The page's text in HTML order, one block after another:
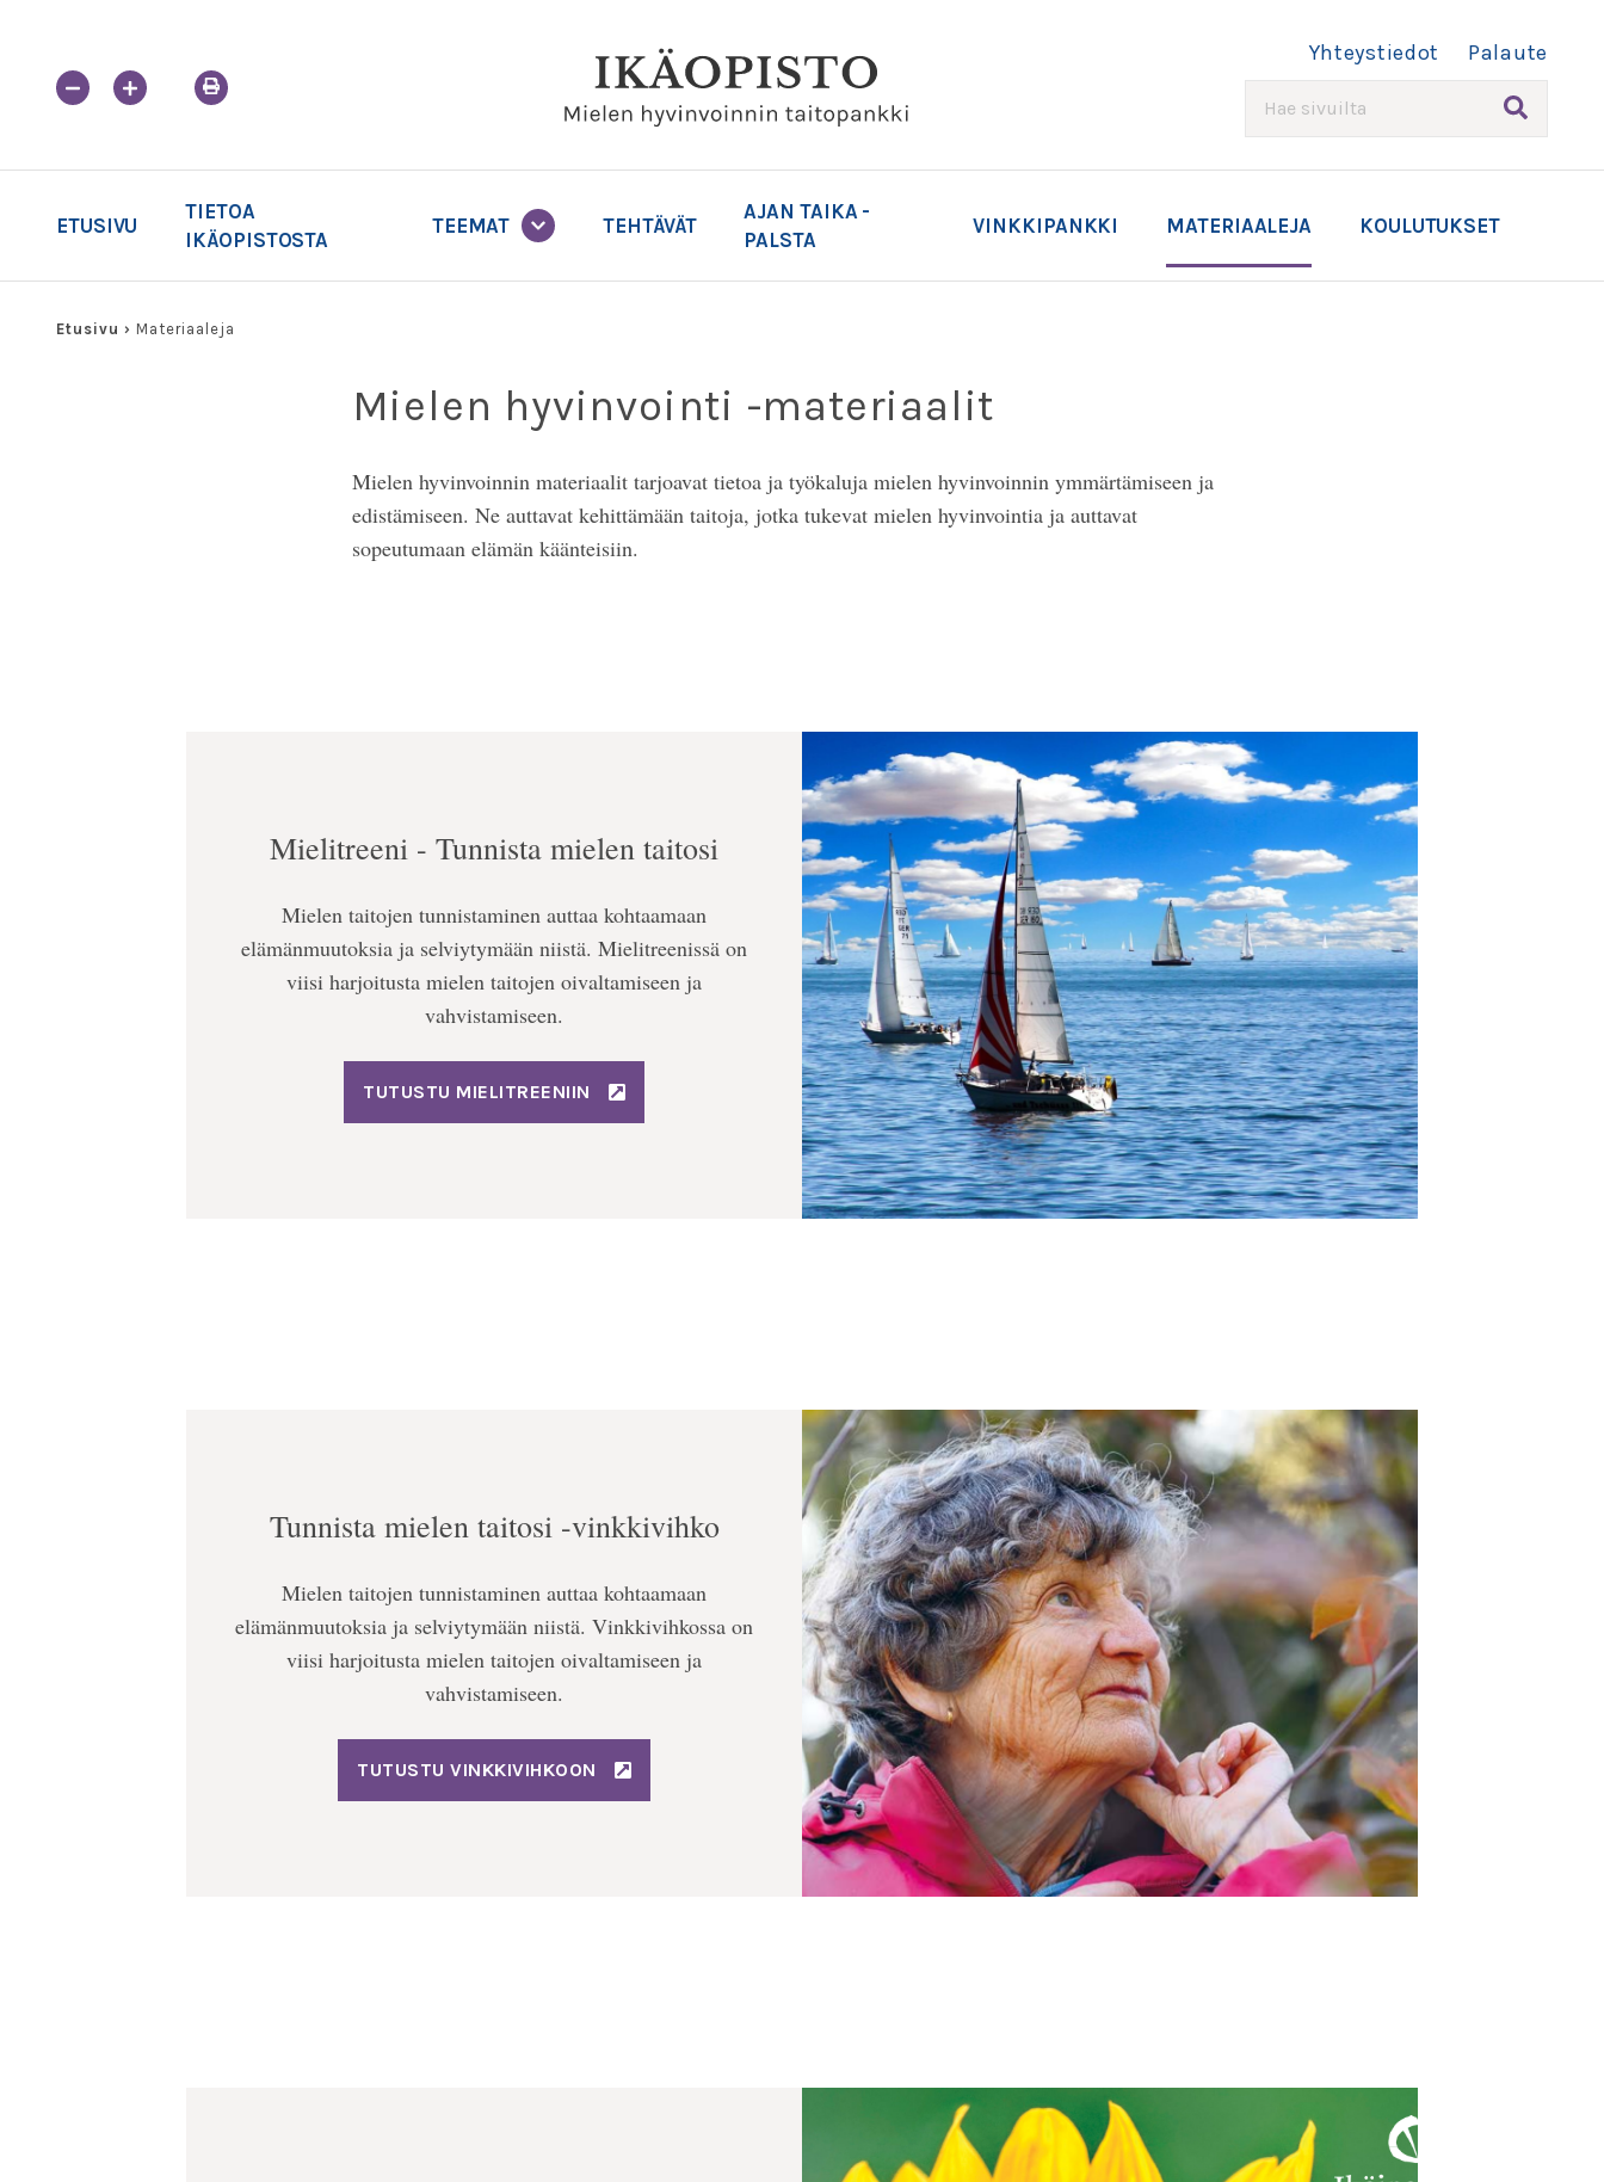
Yhteystiedot Palaute
ETUSIVU
TIETOA
IKÄOPISTOSTA
TEEMAT TEHTÄVÄT
AJAN TAIKA -
PALSTA
VINKKIPANKKI MATERIAALEJA KOULUTUKSET
Etusivu › Materiaaleja
Mielen hyvinvointi -materiaalit
Mielen hyvinvoinnin materiaalit tarjoavat tietoa ja työkaluja mielen hyvinvoinnin ymmärtämiseen ja
edistämiseen. Ne auttavat kehittämään taitoja, jotka tukevat mielen hyvinvointia ja auttavat
sopeutumaan elämän käänteisiin.
Mielitreeni - Tunnista mielen taitosi
Mielen taitojen tunnistaminen auttaa kohtaamaan
elämänmuutoksia ja selviytymään niistä. Mielitreenissä on
viisi harjoitusta mielen taitojen oivaltamiseen ja
vahvistamiseen.
TUTUSTU MIELITREENIIN
Tunnista mielen taitosi -vinkkivihko
Mielen taitojen tunnistaminen auttaa kohtaamaan
elämänmuutoksia ja selviytymään niistä. Vinkkivihkossa on
viisi harjoitusta mielen taitojen oivaltamiseen ja
vahvistamiseen.
TUTUSTU VINKKIVIHKOON